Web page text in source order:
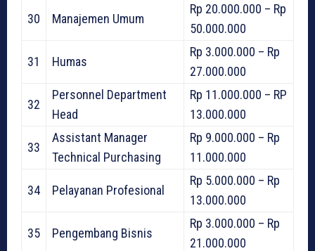
30 Manajemen Umum
Rp 20.000.000 – Rp
50.000.000
31 Humas
Rp 3.000.000 – Rp
27.000.000
32
Personnel Department
Head
Rp 11.000.000 – RP
13.000.000
33
Assistant Manager
Technical Purchasing
Rp 9.000.000 – Rp
11.000.000
34 Pelayanan Profesional
Rp 5.000.000 – Rp
13.000.000
35 Pengembang Bisnis
Rp 3.000.000 – Rp
21.000.000